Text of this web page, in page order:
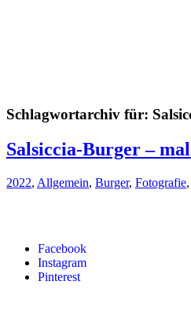
Facebook
Instagram
Pinterest
Schlagwortarchiv für:
Salsiccia-Burger –
2022, Allgemein, Burger, Fotografie,